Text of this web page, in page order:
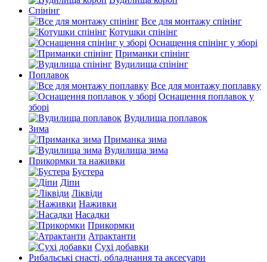
Спінінг
Все для монтажу спінінг
Котушки спінінг
Оснащення спінінг у зборі
Приманки спінінг
Вудилища спінінг
Поплавок
Все для монтажу поплавку
Оснащення поплавок у
зборі
Вудилища поплавок
Зима
Приманка зима
Вудилища зима
Прикормки та наживки
Бустера
Діпи
Ліквіди
Наживки
Насадки
Прикормки
Атрактанти
Сухі добавки
Рибальські снасті, обладнання та аксесуари